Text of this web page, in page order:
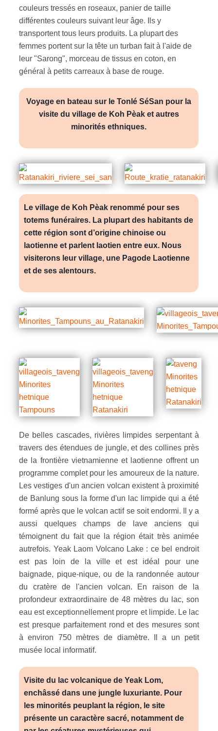
couleurs tressés en roseaux, panier de taille
différentes couleurs suivant leur âge. Ils y
transportent tous leurs produits. La plupart des
femmes portent sur la tête un turban fait à l'aide de
leur "Sarong", morceau de tissus en coton, en
général à petits carreaux à base de rouge.
Voyage en bateau sur le Tonlé SéSan pour la
visite du village de Koh Pèak et autres
minorités ethniques.
Le village de Koh Pèak renommé pour ses
totems funéraires. La plupart des habitants de
cette région sont d’origine chinoise ou
laotienne et parlent laotien entre eux. Nous
visiterons leur village, une Pagode Laotienne
et de ses alentours.
De belles cascades, rivières limpides serpentant à
travers des étendues de jungle, et des collines près
de la frontière vietnamienne et laotienne offrent un
programme complet pour les amoureux de la nature.
Les vestiges d'un ancien volcan existent à proximité
de Banlung sous la forme d'un lac limpide qui a été
formé après que le volcan actif se soit endormi. Il y a
aussi quelques champs de lave anciens qui
témoignent du fait que la région était très animée
autrefois. Yeak Laom Volcano Lake : ce bel endroit
est pas loin de la ville et est idéal pour une
baignade, pique-nique, ou de la randonnée autour
du cratère de l'ancien volcan. En raison de la
profondeur extraordinaire de 48 mètres du lac, son
eau est exceptionnellement propre et limpide. Le lac
est presque parfaitement rond et des mesures sont
à environ 750 mètres de diamètre. Il a un petit
musée local informatif.
Visite du lac volcanique de Yeak Lom,
enchâssé dans une jungle luxuriante. Pour
les minorités peuplant la région, le site
présente un caractère sacré, notamment de